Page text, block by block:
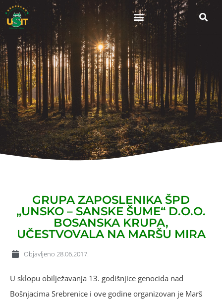
GRUPA ZAPOSLENIKA ŠPD
„UNSKO – SANSKE ŠUME“ D.O.O.
BOSANSKA KRUPA,
UČESTVOVALA NA MARŠU MIRA
Objavljeno 28.06.2017.
U sklopu obilježavanja 13. godišnjice genocida nad
Bošnjacima Srebrenice i ove godine organizovan je Marš